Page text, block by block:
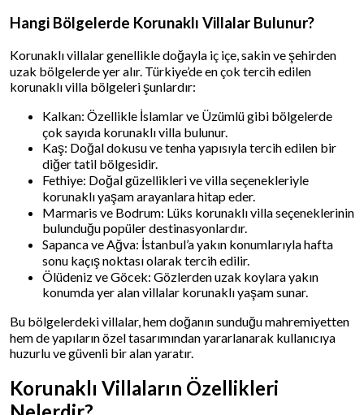
Hangi Bölgelerde Korunaklı Villalar Bulunur?
Korunaklı villalar genellikle doğayla iç içe, sakin ve şehirden
uzak bölgelerde yer alır. Türkiye’de en çok tercih edilen
korunaklı villa bölgeleri şunlardır:
Kalkan: Özellikle İslamlar ve Üzümlü gibi bölgelerde
çok sayıda korunaklı villa bulunur.
Kaş: Doğal dokusu ve tenha yapısıyla tercih edilen bir
diğer tatil bölgesidir.
Fethiye: Doğal güzellikleri ve villa seçenekleriyle
korunaklı yaşam arayanlara hitap eder.
Marmaris ve Bodrum: Lüks korunaklı villa seçeneklerinin
bulunduğu popüler destinasyonlardır.
Sapanca ve Ağva: İstanbul’a yakın konumlarıyla hafta
sonu kaçış noktası olarak tercih edilir.
Ölüdeniz ve Göcek: Gözlerden uzak koylara yakın
konumda yer alan villalar korunaklı yaşam sunar.
Bu bölgelerdeki villalar, hem doğanın sunduğu mahremiyetten
hem de yapıların özel tasarımından yararlanarak kullanıcıya
huzurlu ve güvenli bir alan yaratır.
Korunaklı Villaların Özellikleri